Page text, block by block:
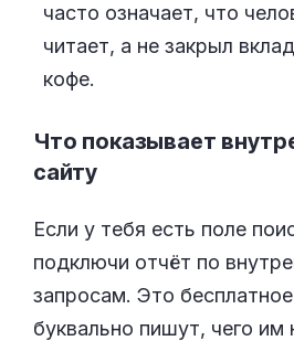
часто означает, что
читает, а не закрыл
кофе.
Что показывает
сайту
Если у тебя есть поле
подключи отчёт по
запросам. Это
буквально пишут, чего им